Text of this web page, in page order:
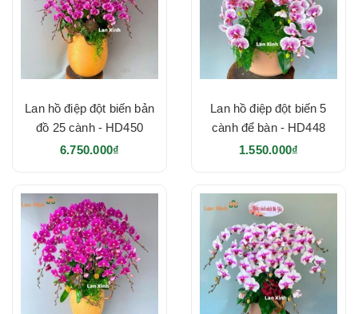
Lan hồ điệp đột biến bản
đồ 25 cành - HD450
6.750.000₫
Lan hồ điệp đột biến 5
cành để bàn - HD448
1.550.000₫